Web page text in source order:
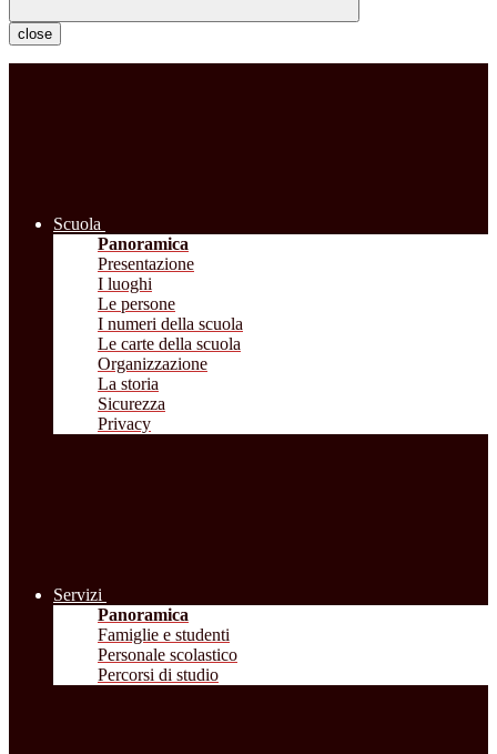
close
Scuola
Panoramica
Presentazione
I luoghi
Le persone
I numeri della scuola
Le carte della scuola
Organizzazione
La storia
Sicurezza
Privacy
Servizi
Panoramica
Famiglie e studenti
Personale scolastico
Percorsi di studio